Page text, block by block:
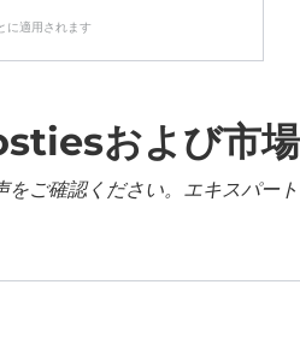
に適用されます
および市
をご確認ください。エキスパー